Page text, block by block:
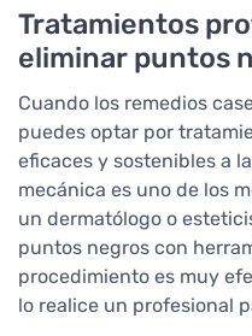
Tratamientos
eliminar puntos
Cuando los remedios
puedes optar por
eficaces y sostenibles a
mecánica es uno de los
un dermatólogo o
puntos negros con
procedimiento es muy
lo realice un profesional